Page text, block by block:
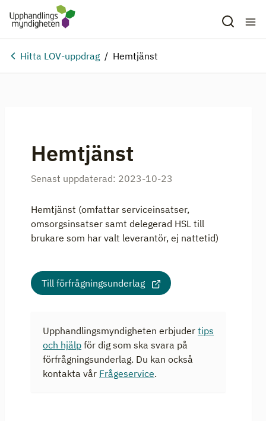
Hitta LOV-uppdrag Hemtjänst
Hemtjänst
Senast uppdaterad: 2023-10-23
Hemtjänst (omfattar serviceinsatser,
omsorgsinsatser samt delegerad HSL till
brukare som har valt leverantör, ej nattetid)
Till förfrågningsunderlag
Upphandlingsmyndigheten erbjuder tips
och hjälp för dig som ska svara på
förfrågningsunderlag. Du kan också
kontakta vår Frågeservice.